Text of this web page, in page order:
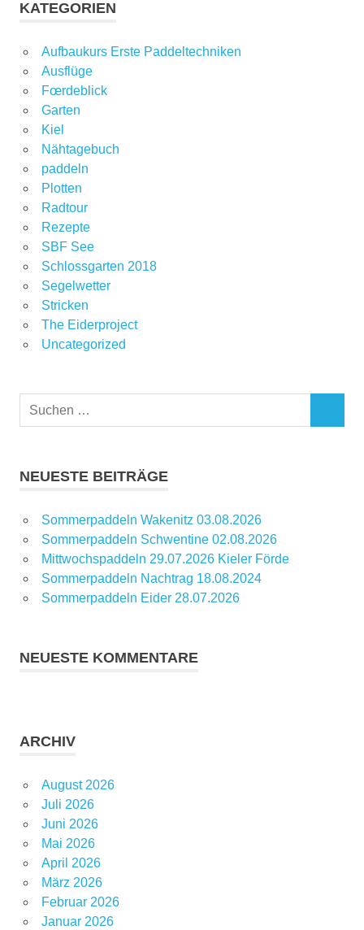
KATEGORIEN
Aufbaukurs Erste Paddeltechniken
Ausflüge
Fœrdeblick
Garten
Kiel
Nähtagebuch
paddeln
Plotten
Radtour
Rezepte
SBF See
Schlossgarten 2018
Segelwetter
Stricken
The Eiderproject
Uncategorized
Suchen
NEUESTE BEITRÄGE
Sommerpaddeln Wakenitz 03.08.2026
Sommerpaddeln Schwentine 02.08.2026
Mittwochspaddeln 29.07.2026 Kieler Förde
Sommerpaddeln Nachtrag 18.08.2024
Sommerpaddeln Eider 28.07.2026
NEUESTE KOMMENTARE
ARCHIV
August 2026
Juli 2026
Juni 2026
Mai 2026
April 2026
März 2026
Februar 2026
Januar 2026